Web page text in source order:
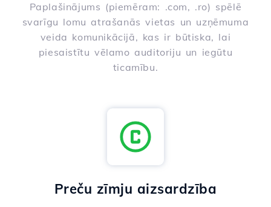
Paplašinājums (piemēram: .com, .ro) spēlē
svarīgu lomu atrašanās vietas un uzņēmuma
veida komunikācijā, kas ir būtiska, lai
piesaistītu vēlamo auditoriju un iegūtu
ticamību.
Preču zīmju aizsardzība